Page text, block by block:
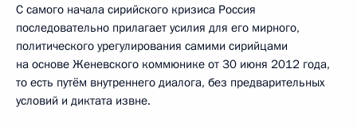
С самого начала сирийского кризиса Россия
последовательно прилагает усилия для его мирного,
политического урегулирования самими сирийцами
на основе Женевского коммюнике от 30 июня 2012 года,
то есть путём внутреннего диалога, без предварительных
условий и диктата извне.